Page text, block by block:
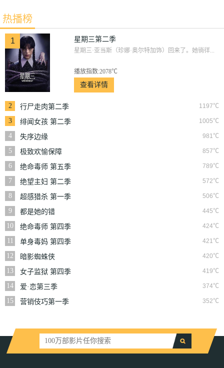
热播榜
1 星期三第二季
星期三·亚当斯（珍娜·奥尔特加饰）回来了。她徜徉...
播放指数:2078℃
查看详情
2 1197℃
行尸走肉第二季
3
1005℃
绯闻女孩 第二季
4
981℃
失序边缘
5
857℃
极致欢愉保障
6
789℃
绝命毒师 第五季
7
572℃
绝望主妇 第二季
8
506℃
超感猎杀 第一季
9
445℃
都是她的错
10
424℃
绝命毒师 第四季
11
421℃
单身毒妈 第四季
12
420℃
暗影蜘蛛侠
13
419℃
女子监狱 第四季
14
374℃
爱·恋第三季
15
352℃
营销伎巧第一季